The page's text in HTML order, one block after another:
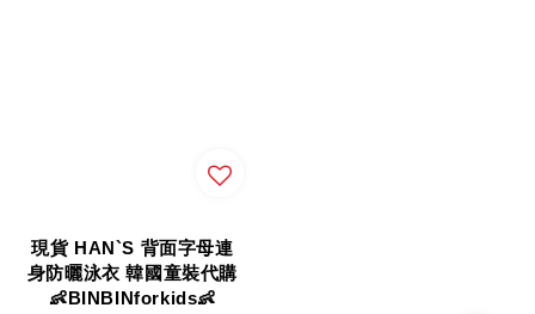
現貨 HAN`S 背面字母連
身防曬泳衣 韓國童裝代購
👶BINBINforkids👶